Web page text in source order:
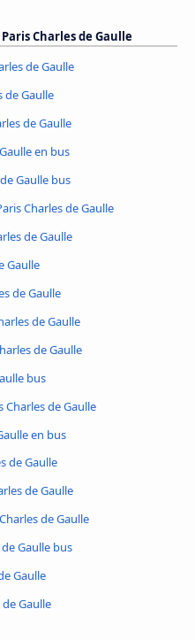
Charles de Gaulle
de Gaulle
de Gaulle
de Gaulle
en bus
Gaulle bus
Charles de Gaulle
de Gaulle
Gaulle
de Gaulle
de Gaulle
de Gaulle
bus
de Gaulle
en bus
de Gaulle
de Gaulle
de Gaulle
Gaulle bus
Gaulle
Gaulle